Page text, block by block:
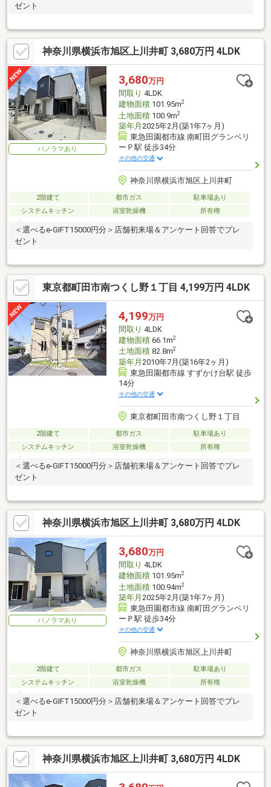
ゼント
神奈川県横浜市旭区上川井町 3,680万円 4LDK
パノラマあり
3,680万円
間取り 4LDK
建物面積101.95m2
土地面積100.9m2
築年月 2025年2月(築1年7ヶ月)
東急田園都市線 南町田グランベリ
ーＰ駅 徒歩34分
その他の交通
神奈川県横浜市旭区上川井町
2階建て 都市ガス
駐車場あり
システムキッチン
浴室乾燥機 所有権
＜選べるe-GIFT15000円分＞店舗初来場＆アンケート回答でプレ
ゼント
東京都町田市南つくし野１丁目 4,199万円 4LDK
4,199万円
間取り 4LDK
建物面積66.1m2
土地面積82.8m2
築年月 2010年7月(築16年2ヶ月)
東急田園都市線 すずかけ台駅 徒歩
14分
その他の交通
東京都町田市南つくし野１丁目
2階建て 都市ガス
駐車場あり
システムキッチン
浴室乾燥機 所有権
＜選べるe-GIFT15000円分＞店舗初来場＆アンケート回答でプレ
ゼント
神奈川県横浜市旭区上川井町 3,680万円 4LDK
パノラマあり
3,680万円
間取り 4LDK
建物面積101.95m2
土地面積100.94m2
築年月 2025年2月(築1年7ヶ月)
東急田園都市線 南町田グランベリ
ーＰ駅 徒歩34分
その他の交通
神奈川県横浜市旭区上川井町
2階建て 都市ガス
駐車場あり
システムキッチン
浴室乾燥機 所有権
＜選べるe-GIFT15000円分＞店舗初来場＆アンケート回答でプレ
ゼント
神奈川県横浜市旭区上川井町 3,680万円 4LDK